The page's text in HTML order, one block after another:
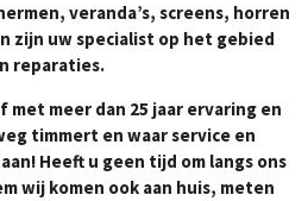
veranda’s, screens, horren
zijn uw specialist op het gebied
reparaties.
met meer dan 25 jaar ervaring en
timmert en waar service en
Heeft u geen tijd om langs ons
wij komen ook aan huis, meten